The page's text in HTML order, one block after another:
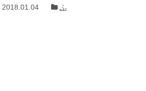
2018.01.04 ふ